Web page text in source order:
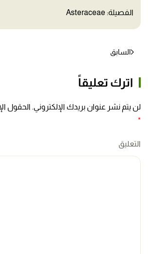
الفصيلة: Asteraceae
السابق
اترك تعليقاً
لن يتم نشر عنوان بريدك الإلكتروني. الحقول
*
التعليق